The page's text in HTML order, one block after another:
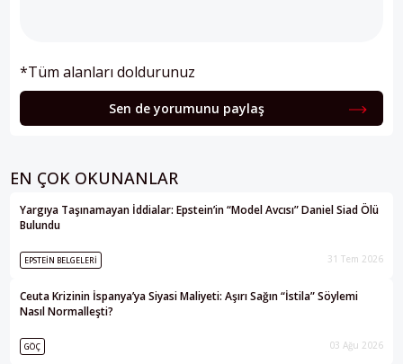
*Tüm alanları doldurunuz
Sen de yorumunu paylaş
EN ÇOK OKUNANLAR
Yargıya Taşınamayan İddialar: Epstein’in “Model Avcısı” Daniel Siad Ölü
Bulundu
EPSTEIN BELGELERI 31 Tem 2026
Ceuta Krizinin İspanya’ya Siyasi Maliyeti: Aşırı Sağın “İstila” Söylemi
Nasıl Normalleşti?
GÖÇ 03 Ağu 2026